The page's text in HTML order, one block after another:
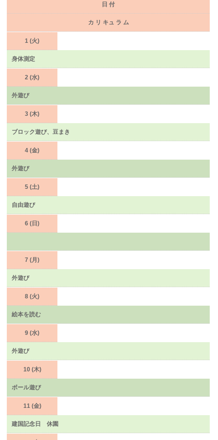
日 付
カ リ キュ ラ ム
1 (火)
身体測定
2 (水)
外遊び
3 (木)
ブロック遊び、豆まき
4 (金)
外遊び
5 (土)
自由遊び
6 (日)
7 (月)
外遊び
8 (火)
絵本を読む
9 (水)
外遊び
10 (木)
ボール遊び
11 (金)
建国記念日 休園